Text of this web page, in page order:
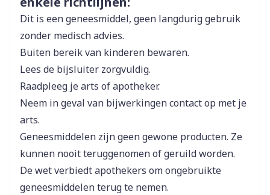
Breedte 45 mm
Lengte
Diepte 23 mm
Verpakking
40
Actieve
Ingrediënten
levocetirizine dihydrochloride
Dit is een geneesmiddel, geen langdurig gebruik
zonder medisch advies.
Buiten bereik van kinderen bewaren.
Lees de bijsluiter zorgvuldig.
Raadpleeg je arts of apotheker.
Neem in geval van bijwerkingen contact op met je
arts.
Geneesmiddelen zijn geen gewone producten. Ze
kunnen nooit teruggenomen of geruild worden.
De wet verbiedt apothekers om ongebruikte
geneesmiddelen terug te nemen.